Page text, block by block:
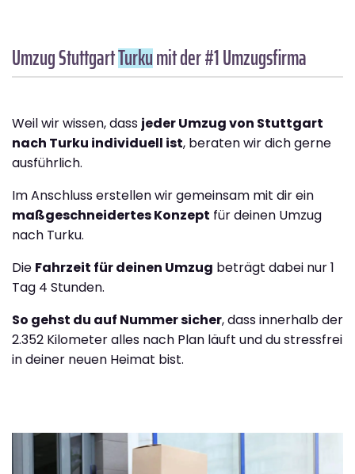
Umzug StuttgartTurkumit der #1 Umzugsfirma
Weil wir wissen, dass jeder Umzug von Stuttgart
nach Turku individuell ist, beraten wir dich gerne
ausführlich.
Im Anschluss erstellen wir gemeinsam mit dir ein
maßgeschneidertes Konzept für deinen Umzug
nach Turku.
Die Fahrzeit für deinen Umzug beträgt dabei nur 1
Tag 4 Stunden.
So gehst du auf Nummer sicher, dass innerhalb der
2.352 Kilometer alles nach Plan läuft und du stressfrei
in deiner neuen Heimat bist.